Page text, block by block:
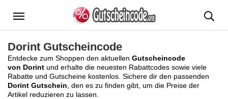
Menü
Dorint Gutscheincode
Entdecke zum Shoppen den aktuellen Gutscheincode
von Dorint und erhalte die neuesten Rabattcodes sowie viele
Rabatte und Gutscheine kostenlos. Sichere dir den passenden
Dorint Gutschein , den es zu finden gibt, um die Preise der
Artikel reduzieren zu lassen.